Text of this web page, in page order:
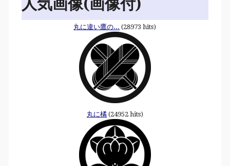
人気画像(画像付)
丸に違い鷹の... (28973 hits)
丸に橘(24952 hits)